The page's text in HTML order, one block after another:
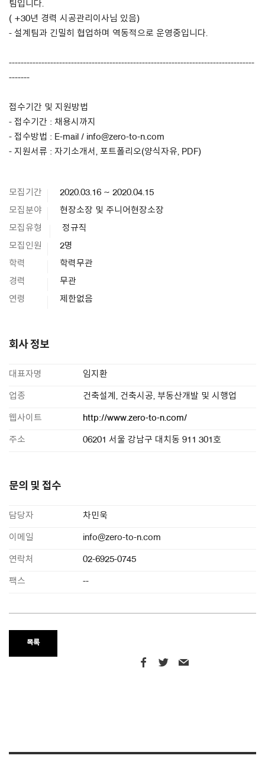
팀입니다.
( +30년 경력 시공관리이사님 있음)
- 설계팀과 긴밀히 협업하며 역동적으로 운영중입니다.
-----------------------------------------------------------------------------------
-------
접수기간 및 지원방법
- 접수기간 : 채용시까지
- 접수방법 : E-mail / info@zero-to-n.com
- 지원서류 : 자기소개서, 포트폴리오(양식자유, PDF)
모집기간 2020.03.16 ~ 2020.04.15
모집분야 현장소장 및 주니어현장소장
모집유형 정규직
모집인원 2명
학력 학력무관
경력 무관
연령 제한없음
회사 정보
대표자명 임지환
업종 건축설계, 건축시공, 부동산개발 및 시행업
웹사이트 http://www.zero-to-n.com/
주소 06201 서울 강남구 대치동 911 301호
문의 및 접수
담당자 차민욱
이메일 info@zero-to-n.com
연락처 02-6925-0745
팩스 --
목록